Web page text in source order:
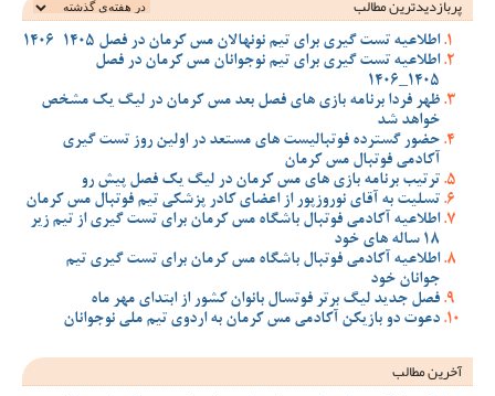
پربازدیدترین‌ مطالب
اطلاعیه تست گیری برای تیم نونهالان مس کرمان در فصل 1405-1406
اطلاعیه تست گیری برای تیم نوجوانان مس کرمان در فصل
1405_1406
ظهر فردا برنامه بازی های فصل بعد مس کرمان در لیگ یک مشخص
خواهد شد
حضور گسترده فوتبالیست های مستعد در اولین روز تست گیری
آکادمی فوتبال مس کرمان
ترتیب برنامه بازی های مس کرمان در لیگ یک فصل پیش رو
تسلیت به آقای نوروزپور از اعضای کادر پزشکی تیم فوتبال مس کرمان
اطلاعیه آکادمی فوتبال باشگاه مس کرمان برای تست گیری از تیم زیر
18 ساله های خود
اطلاعیه آکادمی فوتبال باشگاه مس کرمان برای تست گیری تیم
جوانان خود
فصل جدید لیگ برتر فوتسال بانوان کشور از ابتدای مهر ماه
دعوت دو بازیکن آکادمی مس کرمان به اردوی تیم ملی نوجوانان
آخرین مطالب